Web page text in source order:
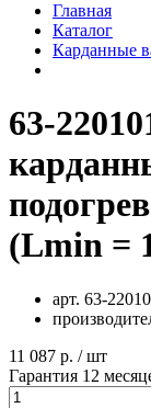
Главная
Каталог
Карданные
63-
(Lmin =
арт. 63-
11 087 р. / шт
Гарантия 12